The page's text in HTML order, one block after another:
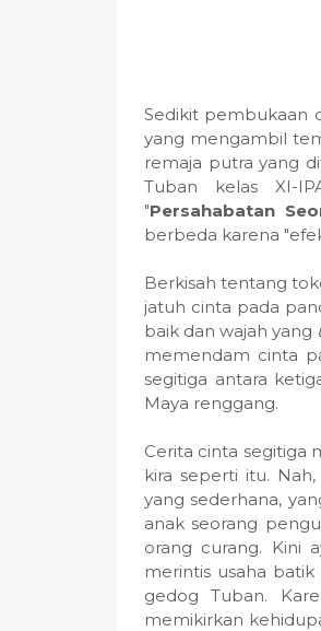
Sedikit pembukaan
yang mengambil
remaja putra yang
Tuban kelas XI-
"Persahabatan
berbeda karena
Berkisah tentang
jatuh cinta pada
baik dan wajah yang
memendam cinta
segitiga antara
Maya renggang.
Cerita cinta segitiga
kira seperti itu.
yang sederhana,
anak seorang
orang curang. Kini
merintis usaha
gedog Tuban.
memikirkan